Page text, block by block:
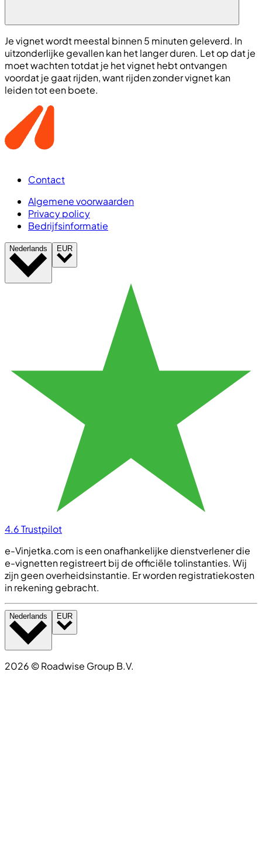
Je vignet wordt meestal binnen 5 minuten geleverd. In
uitzonderlijke gevallen kan het langer duren. Let op dat je
moet wachten totdat je het vignet hebt ontvangen
voordat je gaat rijden, want rijden zonder vignet kan
leiden tot een boete.
Contact
Algemene voorwaarden
Privacy policy
Bedrijfsinformatie
Nederlands EUR
4.6Trustpilot
e-Vinjetka.com is een onafhankelijke dienstverlener die
e-vignetten registreert bij de officiële tolinstanties. Wij
zijn geen overheidsinstantie. Er worden registratiekosten
in rekening gebracht.
Nederlands EUR
2026 ©Roadwise Group B.V.